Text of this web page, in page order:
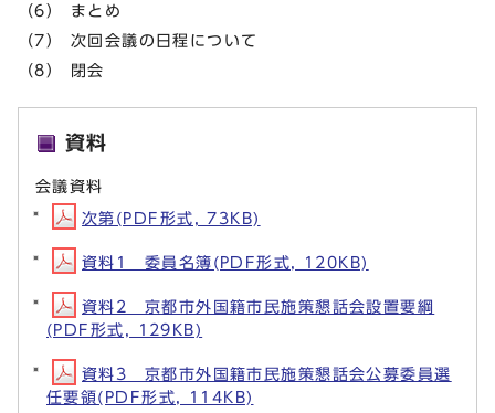
（6） まとめ
（7） 次回会議の日程について
（8） 閉会
資料
会議資料
次第(PDF形式, 73KB)
資料1 委員名簿(PDF形式, 120KB)
資料2 京都市外国籍市民施策懇話会設置要綱
(PDF形式, 129KB)
資料3 京都市外国籍市民施策懇話会公募委員選
任要領(PDF形式, 114KB)